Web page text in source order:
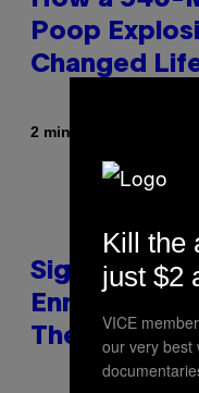
Poop
Changed
2 minutes ago
Signs You’re
Therapist
Kill the
just $2
VICE
our very best